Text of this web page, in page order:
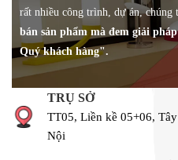
rất nhiều công trình, dự án,
bán sản phẩm mà đem giải
Quý khách hàng".
TRỤ SỞ
TT05, Liền kề 05+06,
Nội